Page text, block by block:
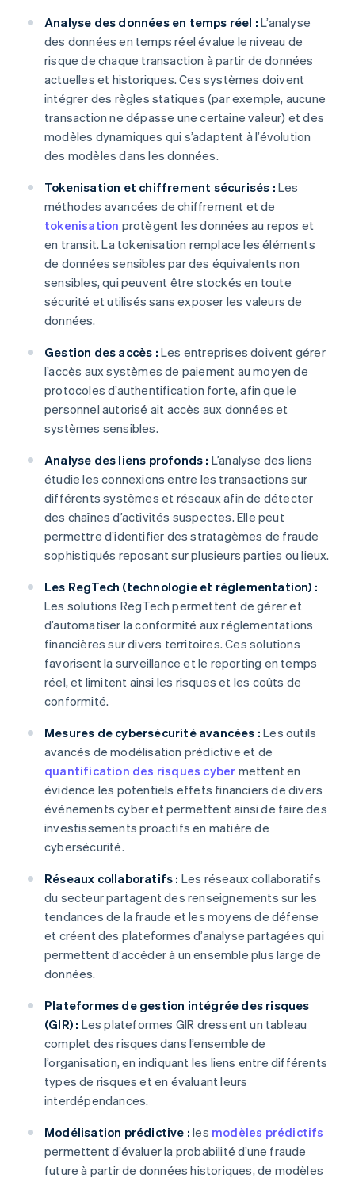
Analyse des données en temps réel : L’analyse
des données en temps réel évalue le niveau de
risque de chaque transaction à partir de données
actuelles et historiques. Ces systèmes doivent
intégrer des règles statiques (par exemple, aucune
transaction ne dépasse une certaine valeur) et des
modèles dynamiques qui s’adaptent à l’évolution
des modèles dans les données.
Tokenisation et chiffrement sécurisés : Les
méthodes avancées de chiffrement et de
tokenisation protègent les données au repos et
en transit. La tokenisation remplace les éléments
de données sensibles par des équivalents non
sensibles, qui peuvent être stockés en toute
sécurité et utilisés sans exposer les valeurs de
données.
Gestion des accès : Les entreprises doivent gérer
l’accès aux systèmes de paiement au moyen de
protocoles d’authentification forte, afin que le
personnel autorisé ait accès aux données et
systèmes sensibles.
Analyse des liens profonds : L’analyse des liens
étudie les connexions entre les transactions sur
différents systèmes et réseaux afin de détecter
des chaînes d’activités suspectes. Elle peut
permettre d’identifier des stratagèmes de fraude
sophistiqués reposant sur plusieurs parties ou lieux.
Les RegTech (technologie et réglementation) :
Les solutions RegTech permettent de gérer et
d’automatiser la conformité aux réglementations
financières sur divers territoires. Ces solutions
favorisent la surveillance et le reporting en temps
réel, et limitent ainsi les risques et les coûts de
conformité.
Mesures de cybersécurité avancées : Les outils
avancés de modélisation prédictive et de
quantification des risques cyber mettent en
évidence les potentiels effets financiers de divers
événements cyber et permettent ainsi de faire des
investissements proactifs en matière de
cybersécurité.
Réseaux collaboratifs : Les réseaux collaboratifs
du secteur partagent des renseignements sur les
tendances de la fraude et les moyens de défense
et créent des plateformes d’analyse partagées qui
permettent d’accéder à un ensemble plus large de
données.
Plateformes de gestion intégrée des risques
(GIR) : Les plateformes GIR dressent un tableau
complet des risques dans l’ensemble de
l’organisation, en indiquant les liens entre différents
types de risques et en évaluant leurs
interdépendances.
Modélisation prédictive : les modèles prédictifs
permettent d’évaluer la probabilité d’une fraude
future à partir de données historiques, de modèles